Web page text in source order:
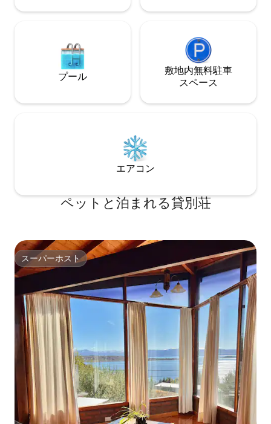
プール
敷地内無料駐⁠車
ス⁠ペ⁠ー⁠ス
エアコン
ペットと泊まれる貸別荘
スーパーホスト
スーパーホスト